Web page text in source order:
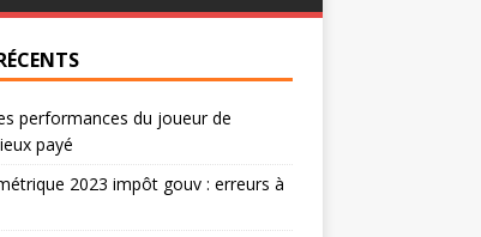
performances du joueur de
payé
2023 impôt gouv : erreurs à